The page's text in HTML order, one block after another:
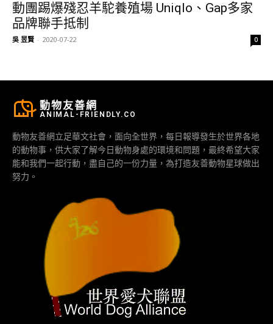
動團踢爆殘忍羊駝養殖場 Uniqlo、Gap多家
品牌聯手抵制
吳 昱賢 - 2020-07-22 0
動物友善網
ANIMAL-FRIENDLY.CO
動物友善網立足華文社會，面向全世界，每日報導發生於世界各地
的動物事，供大家了解今日動物身處的環境和問題，最終希望大家
能和我們一起行動，盡自己的一份力量，為打造友善動物星球做出
努力。